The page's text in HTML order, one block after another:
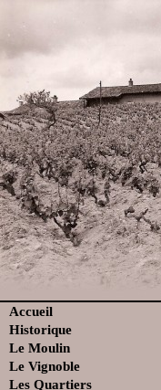
Accueil
Historique
Le Moulin
Le Vignoble
Les Quartiers